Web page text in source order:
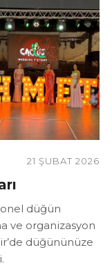
21 ŞUBAT 2026
düğün
ve organizasyon
düğününüze